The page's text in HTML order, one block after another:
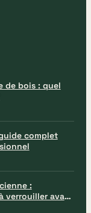
de bois : quel
complet
:
verrouiller avant